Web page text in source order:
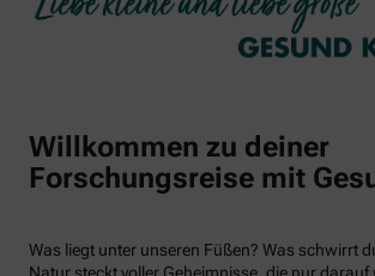
Willkommen zu deiner
Forschungsreise mit
Was liegt unter unseren Füßen? Was schwirrt